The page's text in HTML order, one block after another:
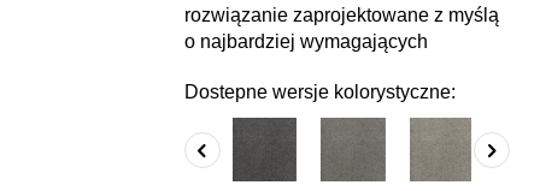
rozwiązanie zaprojektowane z myślą
o najbardziej wymagających
Dostepne wersje kolorystyczne: